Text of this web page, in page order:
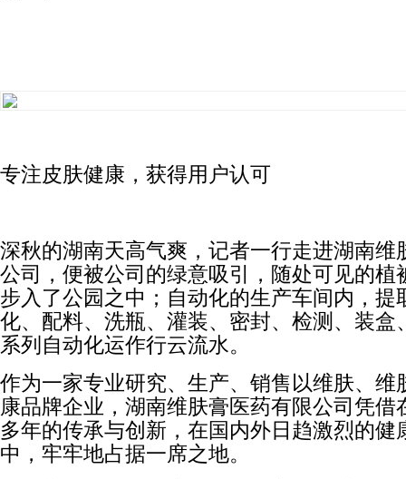
专注皮肤健康，获得用户认可
深秋的湖南天高气爽，记者一行走进湖南维
公司，便被公司的绿意吸引，随处可见的植
步入了公园之中；自动化的生产车间内，提
化、配料、洗瓶、灌装、密封、检测、装盒
系列自动化运作行云流水。
作为一家专业研究、生产、销售以维肤、维
康品牌企业，湖南维肤膏医药有限公司凭借
多年的传承与创新，在国内外日趋激烈的健
中，牢牢地占据一席之地。